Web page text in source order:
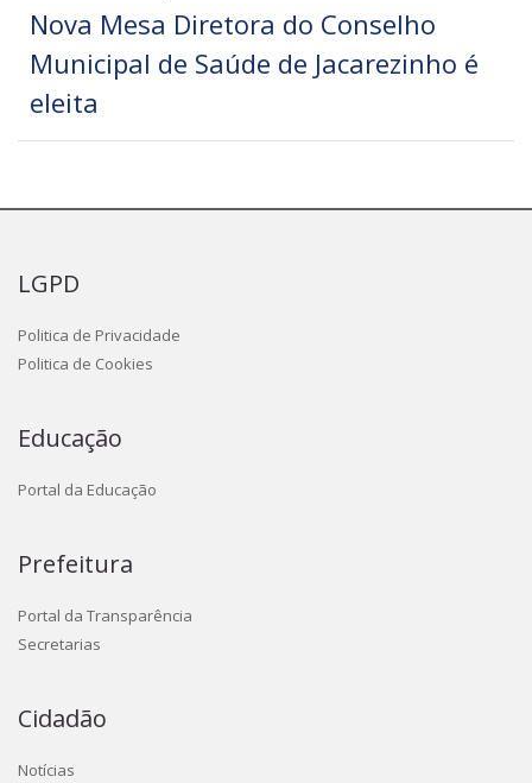
Nova Mesa Diretora do Conselho
Municipal de Saúde de Jacarezinho é
eleita
LGPD
Politica de Privacidade
Politica de Cookies
Educação
Portal da Educação
Prefeitura
Portal da Transparência
Secretarias
Cidadão
Notícias